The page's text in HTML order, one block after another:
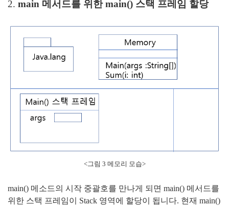
2. main 메서드를 위한 main() 스택 프레임 할당
<그림 3 메모리 모습>
main() 메소드의 시작 중괄호를 만나게 되면 main() 메서드를
위한 스택 프레임이 Stack 영역에 할당이 됩니다. 현재 main()